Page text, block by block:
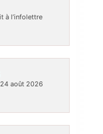
à l’infolettre
août 2026